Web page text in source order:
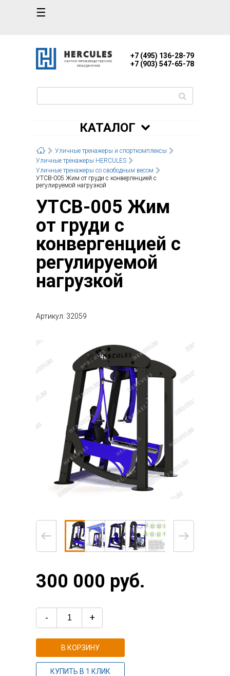
☰
+7 (495) 136-28-79
+7 (903) 547-65-78
КАТАЛОГ
Уличные тренажеры и спорткомплексы
Уличные тренажеры HERCULES
Уличные тренажеры со свободным весом
УТСВ-005 Жим от груди с конвергенцией с
регулируемой нагрузкой
УТСВ-005 Жим
от груди с
конвергенцией с
регулируемой
нагрузкой
Артикул: 32059
300 000 руб.
- +
В КОРЗИНУ
КУПИТЬ В 1 КЛИК